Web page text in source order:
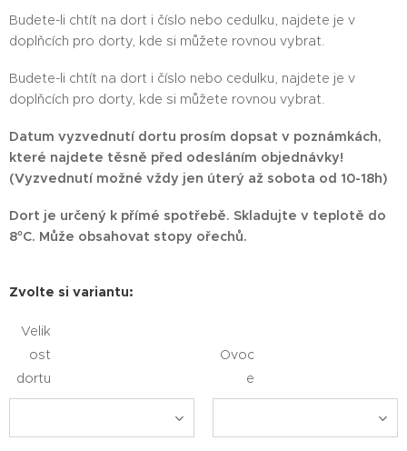
Budete-li chtít na dort i číslo nebo cedulku, najdete je v
doplňcích pro dorty, kde si můžete rovnou vybrat.
Budete-li chtít na dort i číslo nebo cedulku, najdete je v
doplňcích pro dorty, kde si můžete rovnou vybrat.
Datum vyzvednutí dortu prosím dopsat v poznámkách,
které najdete těsně před odesláním objednávky!
(Vyzvednutí možné vždy jen úterý až sobota od 10-18h)
Dort je určený k přímé spotřebě. Skladujte v teplotě do
8°C. Může obsahovat stopy ořechů.
Zvolte si variantu:
Velik
ost
dortu
Ovoc
e